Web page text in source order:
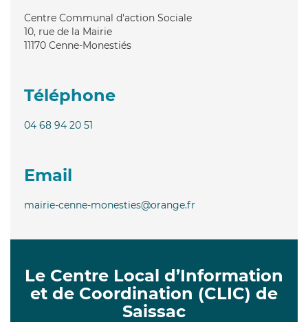
Centre Communal d'action Sociale
10, rue de la Mairie
11170 Cenne-Monestiés
Téléphone
04 68 94 20 51
Email
mairie-cenne-monesties@orange.fr
Le Centre Local d’Information
et de Coordination (CLIC) de
Saissac